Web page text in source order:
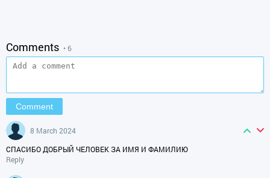
Comments • 6
8 March 2024
СПАСИБО ДОБРЫЙ ЧЕЛОВЕК ЗА ИМЯ И ФАМИЛИЮ
Reply